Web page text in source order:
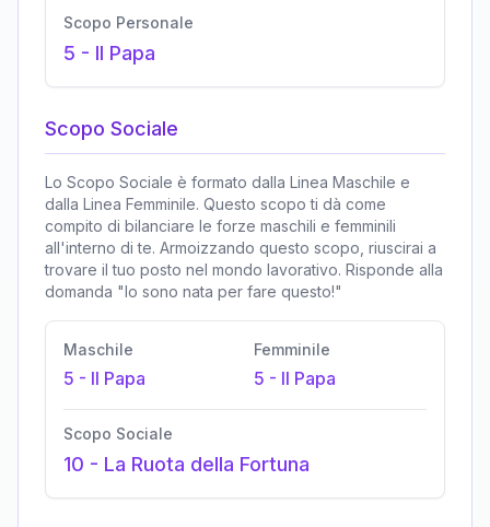
Scopo Personale
5 - Il Papa
Scopo Sociale
Lo Scopo Sociale è formato dalla Linea Maschile e
dalla Linea Femminile. Questo scopo ti dà come
compito di bilanciare le forze maschili e femminili
all'interno di te. Armoizzando questo scopo, riuscirai a
trovare il tuo posto nel mondo lavorativo. Risponde alla
domanda "Io sono nata per fare questo!"
Maschile
5 - Il Papa
Femminile
5 - Il Papa
Scopo Sociale
10 - La Ruota della Fortuna